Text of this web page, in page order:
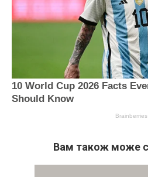
Вам також може